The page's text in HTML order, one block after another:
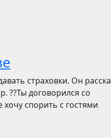
страховки. Он
??Ты договорился со
спорить с гостями